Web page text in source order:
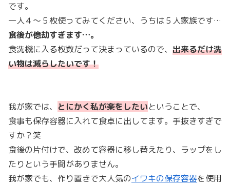
です。
一人４〜５枚使ってみてください、うちは５人家族です…
食後が億劫すぎます…。
食洗機に入る枚数だって決まっているので、 出来るだけ洗
い物は減らしたいです！
我が家では、 とにかく私が楽をしたいということで、
食事も保存容器に入れて食卓に出してます。手抜きすぎで
すか？笑
食後の片付けで、改めて容器に移し替えたり、ラップをし
たりという手間がありません。
我が家でも、作り置きで大人気のイワキの保存容器を使用